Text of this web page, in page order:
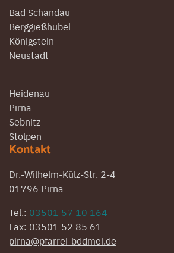
Bad Schandau
Berggießhübel
Königstein
Neustadt
Heidenau
Pirna
Sebnitz
Stolpen
Kontakt
Dr.-Wilhelm-Külz-Str. 2-4
01796 Pirna
Tel.: 03501 57 10 164
Fax: 03501 52 85 61
pirna@pfarrei-bddmei.de